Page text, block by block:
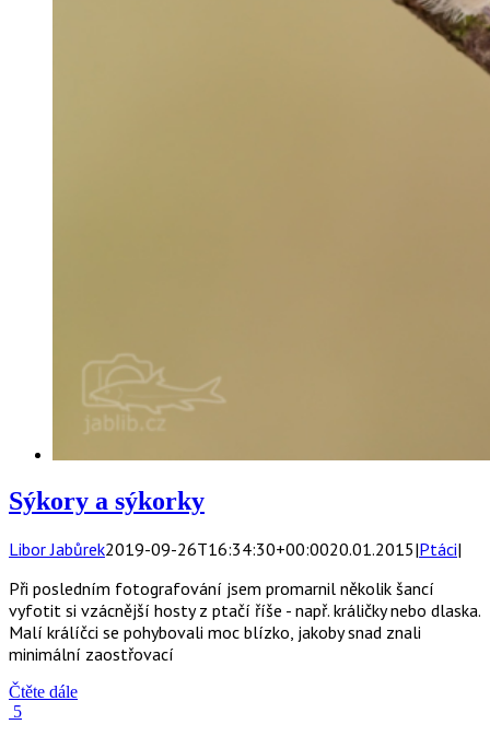
Sýkory a sýkorky
Libor Jabůrek2019-09-26T16:34:30+00:0020.01.2015|Ptáci|
Při posledním fotografování jsem promarnil několik šancí
vyfotit si vzácnější hosty z ptačí říše - např. králičky nebo dlaska.
Malí králíčci se pohybovali moc blízko, jakoby snad znali
minimální zaostřovací
Čtěte dále
5